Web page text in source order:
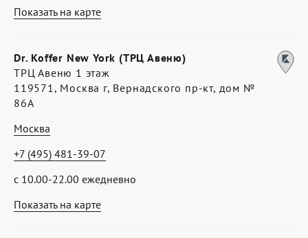
Показать на карте
Показать на карте
Dr. Koffer New York (ТРЦ Авеню)
ТРЦ Авеню 1 этаж
119571, Москва г, Вернадского пр-кт, дом №
86А
Москва
с 10.00-22.00 ежедневно
+7 (495) 481-39-07